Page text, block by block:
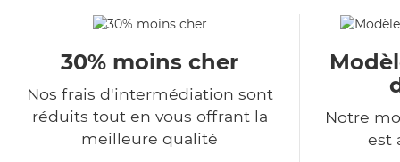
30% moins cher
Nos frais d'intermédiation sont
réduits tout en vous offrant la
meilleure qualité
Notre
est